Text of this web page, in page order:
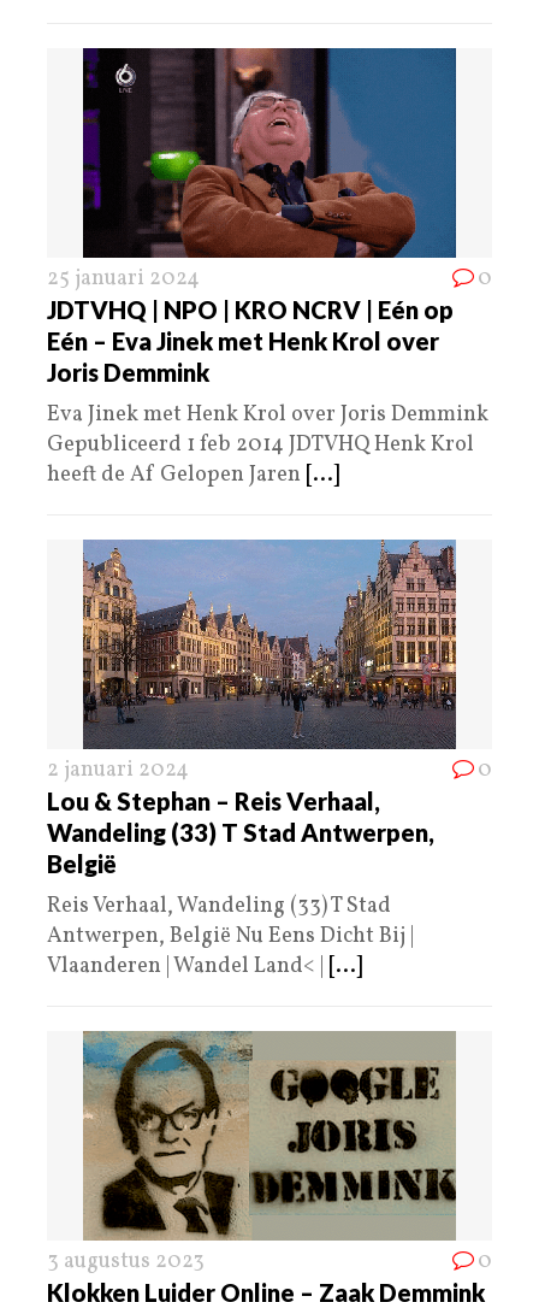
25 januari 2024 0
JDTVHQ | NPO | KRO NCRV | Eén op
Eén – Eva Jinek met Henk Krol over
Joris Demmink
Eva Jinek met Henk Krol over Joris Demmink
Gepubliceerd 1 feb 2014 JDTVHQ Henk Krol
heeft de Af Gelopen Jaren [...]
2 januari 2024 0
Lou & Stephan – Reis Verhaal,
Wandeling (33) T Stad Antwerpen,
België
Reis Verhaal, Wandeling (33) T Stad
Antwerpen, België Nu Eens Dicht Bij |
Vlaanderen | Wandel Land< | [...]
3 augustus 2023 0
Klokken Luider Online – Zaak Demmink